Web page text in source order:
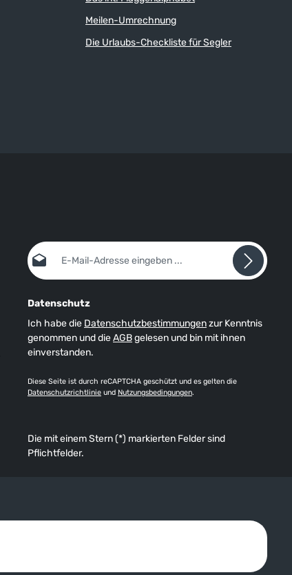
Meilen-Umrechnung
Die Urlaubs-Checkliste für Segler
E-Mail-Adresse*
Datenschutz
Ich habe die Datenschutzbestimmungenzur Kenntnis
genommen und dieAGBgelesen und bin mit ihnen
einverstanden.
Diese Seite ist durch reCAPTCHA geschützt und es gelten die
Datenschutzrichtlinie und Nutzungsbedingungen.
Die mit einem Stern (*) markierten Felder sind
Pflichtfelder.